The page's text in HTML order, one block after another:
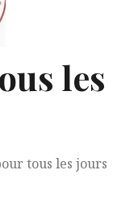
les
tous les jours